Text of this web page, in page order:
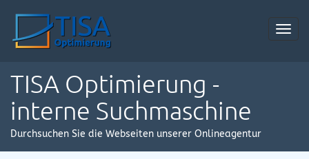
TISA Optimierung -
interne Suchmaschine
Durchsuchen Sie die Webseiten unserer Onlineagentur